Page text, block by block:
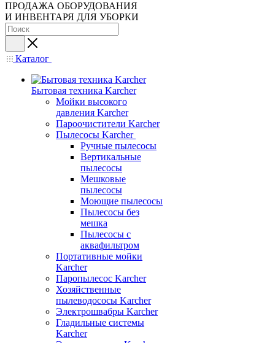
ПРОДАЖА ОБОРУДОВАНИЯ
И ИНВЕНТАРЯ ДЛЯ УБОРКИ
Каталог
Бытовая техника Karcher
Мойки высокого
давления Karcher
Пароочистители Karcher
Пылесосы Karcher
Ручные пылесосы
Вертикальные
пылесосы
Мешковые
пылесосы
Моющие пылесосы
Пылесосы без
мешка
Пылесосы с
аквафильтром
Портативные мойки
Karcher
Паропылесос Karcher
Хозяйственные
пылеводососы Karcher
Электрошвабры Karcher
Гладильные системы
Karcher